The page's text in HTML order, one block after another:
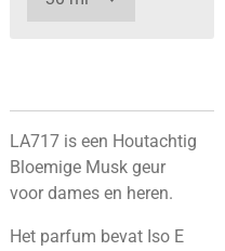
LA717 is een Houtachtig
Bloemige Musk geur
voor dames en heren.
Het parfum bevat Iso E